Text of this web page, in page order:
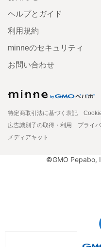
ヘルプとガイド
利用規約
minneのセキュリティ
お問い合わせ
特定商取引法に基づく表記
広告識別子の取得・利用
プライ
メディアキット
©GMO Pepabo,